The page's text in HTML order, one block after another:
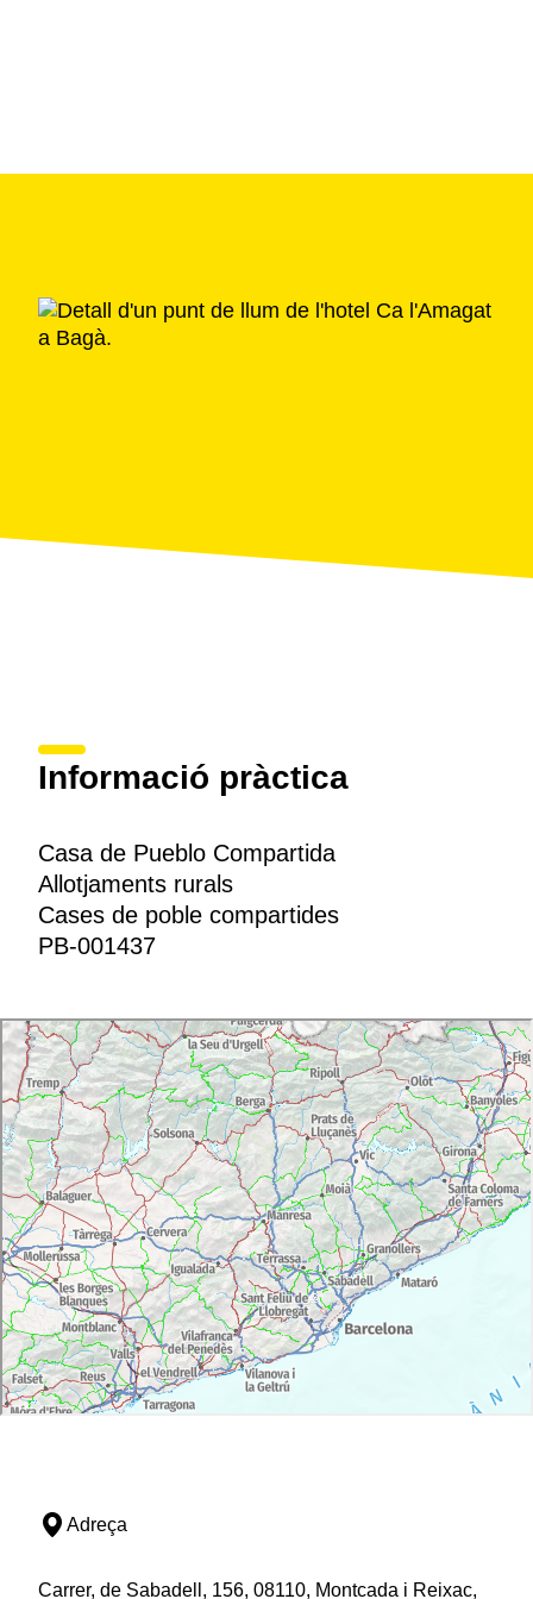
Informació pràctica
Casa de Pueblo Compartida
Allotjaments rurals
Cases de poble compartides
PB-001437
Adreça
Carrer, de Sabadell, 156, 08110, Montcada i Reixac,